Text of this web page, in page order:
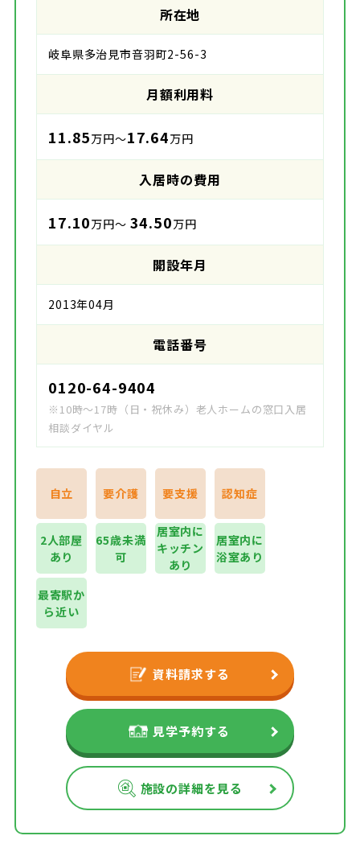
所在地
岐阜県多治見市音羽町2-56-3
月額利用料
11.85万円～17.64万円
入居時の費用
17.10万円～ 34.50万円
開設年月
2013年04月
電話番号
0120-64-9404
※10時～17時（日・祝休み）老人ホームの窓口入居
相談ダイヤル
自立 要介護 要支援 認知症
2人部屋
あり
65歳未満
可
居室内に
キッチン
あり
居室内に
浴室あり
最寄駅か
ら近い
資料請求する
見学予約する
施設の詳細を見る